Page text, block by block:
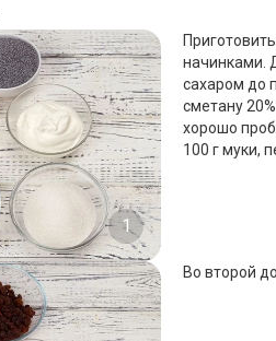
1
начинками.
сахаром до
сметану
хорошо
100 г муки,
Во второй